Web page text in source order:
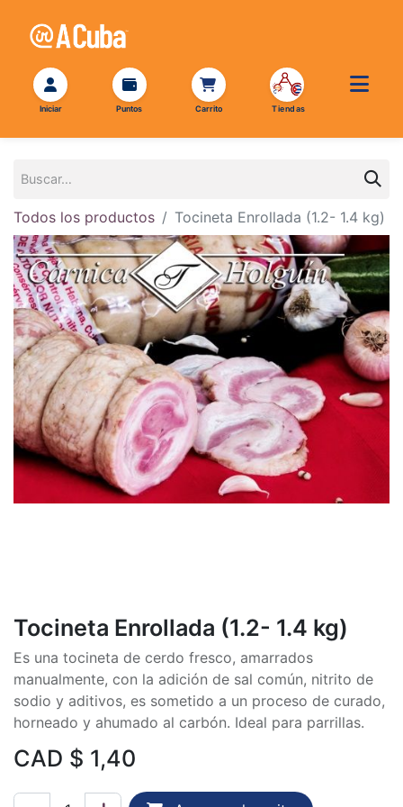
Todos los productos Tocineta Enrollada (1.2- 1.4 kg)
Tocineta Enrollada (1.2- 1.4 kg)
Es una tocineta de cerdo fresco, amarrados
manualmente, con la adición de sal común, nitrito de
sodio y aditivos, es sometido a un proceso de curado,
horneado y ahumado al carbón. Ideal para parrillas.
CAD $ 1,40